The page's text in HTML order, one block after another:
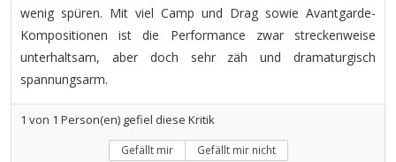
wenig spüren. Mit viel Camp und Drag sowie Avantgarde-
Kompositionen ist die Performance zwar streckenweise
unterhaltsam, aber doch sehr zäh und dramaturgisch
spannungsarm.
1 von 1 Person(en) gefiel diese Kritik
Gefällt mir Gefällt mir nicht